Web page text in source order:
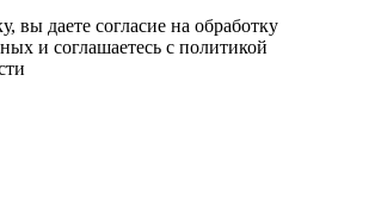
вы даете согласие на обработку
и соглашаетесь c политикой